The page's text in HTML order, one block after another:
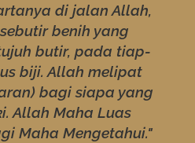
di jalan Allah,
benih yang
butir, pada tiap-
biji. Allah melipat
bagi siapa yang
Allah Maha Luas
Maha Mengetahui."